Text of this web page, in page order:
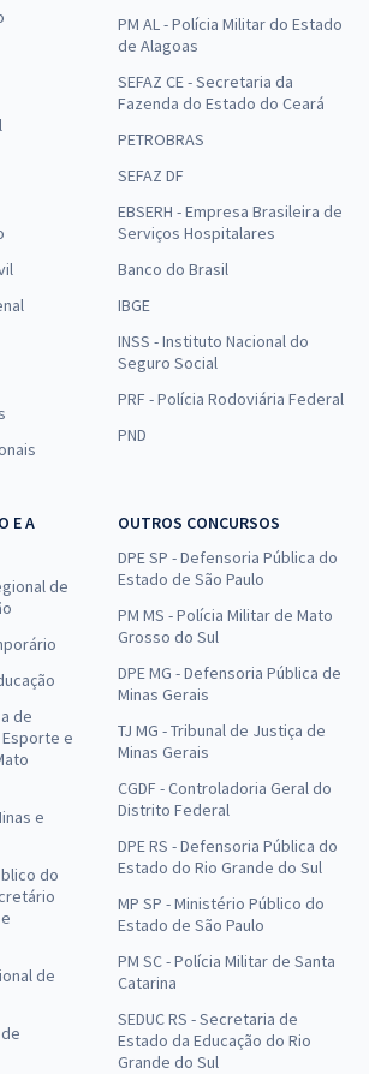
PM AL - Polícia Militar do Estado
de Alagoas
SEFAZ CE - Secretaria da
Fazenda do Estado do Ceará
PETROBRAS
SEFAZ DF
EBSERH - Empresa Brasileira de
Serviços Hospitalares
Banco do Brasil
IBGE
INSS - Instituto Nacional do
Seguro Social
PRF - Polícia Rodoviária Federal
PND
E A
de
de
e
e
do
de
OUTROS CONCURSOS
DPE SP - Defensoria Pública do
Estado de São Paulo
PM MS - Polícia Militar de Mato
Grosso do Sul
DPE MG - Defensoria Pública de
Minas Gerais
TJ MG - Tribunal de Justiça de
Minas Gerais
CGDF - Controladoria Geral do
Distrito Federal
DPE RS - Defensoria Pública do
Estado do Rio Grande do Sul
MP SP - Ministério Público do
Estado de São Paulo
PM SC - Polícia Militar de Santa
Catarina
SEDUC RS - Secretaria de
Estado da Educação do Rio
Grande do Sul